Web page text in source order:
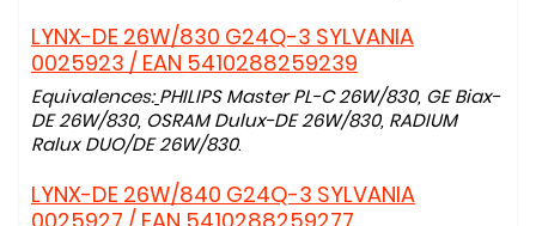
LYNX-DE 26W/830 G24Q-3 SYLVANIA
0025923 / EAN 5410288259239
Equivalences: PHILIPS Master PL-C 26W/830, GE Biax-
DE 26W/830, OSRAM Dulux-DE 26W/830, RADIUM
Ralux DUO/DE 26W/830.
LYNX-DE 26W/840 G24Q-3 SYLVANIA